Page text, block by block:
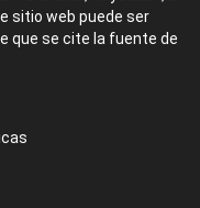
sitio web puede ser
que se cite la fuente de